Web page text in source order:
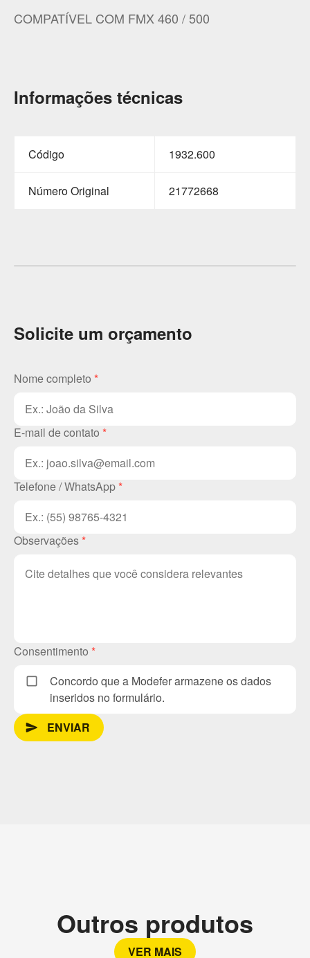
COMPATÍVEL COM FMX 460 / 500
Informações técnicas
Código 1932.600
Número Original 21772668
Solicite um orçamento
Nome completo *
E-mail de contato *
Telefone / WhatsApp *
Observações *
Consentimento *
Concordo que a Modefer armazene os dados
inseridos no formulário.
send_messageENVIAR
Outros produtos
VER MAIS